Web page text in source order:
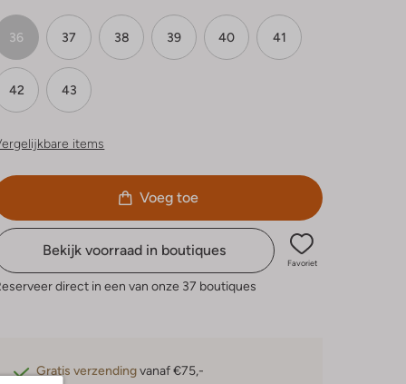
36 37 38 39 40 41
42 43
items
Voeg toe
Bekijk voorraad in boutiques
Favoriet
direct in een van onze 37 boutiques
Gratis verzendingvanaf €75,-